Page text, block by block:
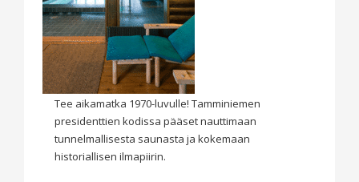
Tee aikamatka 1970-luvulle! Tamminiemen
presidenttien kodissa pääset nauttimaan
tunnelmallisesta saunasta ja kokemaan
historiallisen ilmapiirin.